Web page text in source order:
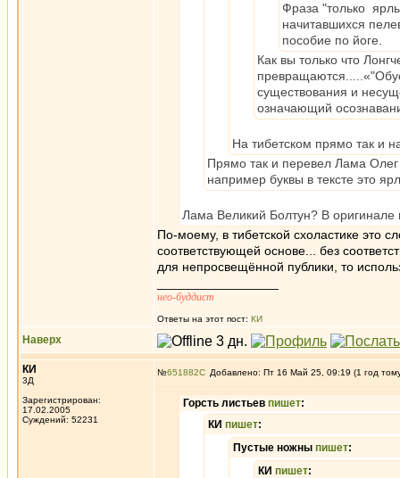
Фраза "только
начитавшихся
пособие по йоге.
Как вы только что
существования и
означающий
На тибетском прямо так и
Прямо так и перевел Лама
например буквы в тексте это
Лама Великий Болтун? В оригинале
По-моему, в тибетской схоластике это
соответствующей основе... без
для непросвещённой публики, то
нео-буддист
Ответы на этот пост: КИ
Наверх
КИ
3Д
Зарегистрирован:
17.02.2005
Суждений: 52231
№651882 Добавлено: Пт 16 Май 25, 09:19 (1 год
Горсть листьев пишет:
КИ пишет:
Пустые ножны пишет:
КИ пишет: